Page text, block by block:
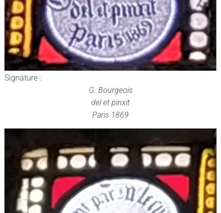
Signature :
G. Bourgeois
del et pinxit
Paris 1869